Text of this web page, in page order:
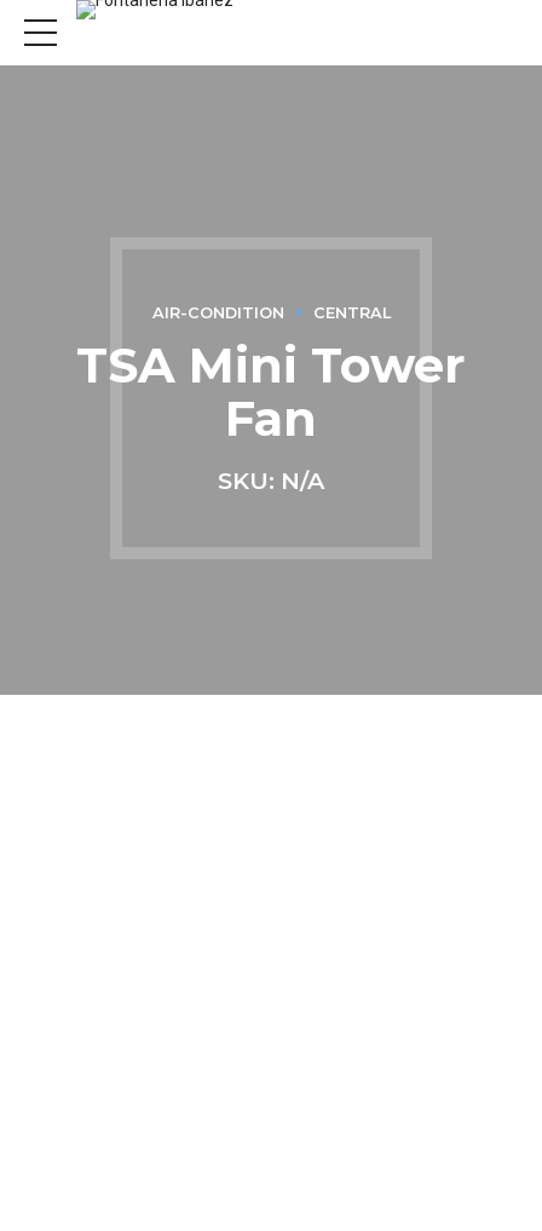
AIR-CONDITION CENTRAL
TSA Mini Tower
Fan
SKU: N/A